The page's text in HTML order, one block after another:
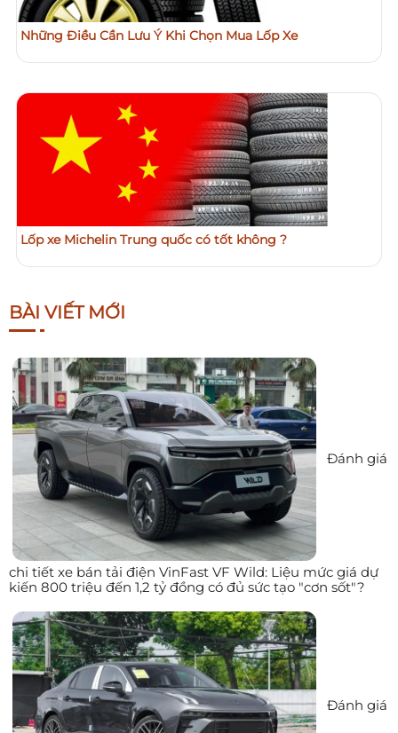
Những Điều Cần Lưu Ý Khi Chọn Mua Lốp Xe
Lốp xe Michelin Trung quốc có tốt không ?
BÀI VIẾT MỚI
Đánh giá
chi tiết xe bán tải điện VinFast VF Wild: Liệu mức giá dự
kiến 800 triệu đến 1,2 tỷ đồng có đủ sức tạo "cơn sốt"?
Đánh giá